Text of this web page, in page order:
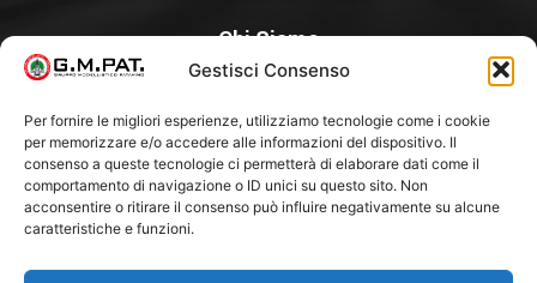
Gestisci Consenso
Per fornire le migliori esperienze, utilizziamo tecnologie come i cookie
per memorizzare e/o accedere alle informazioni del dispositivo. Il
consenso a queste tecnologie ci permetterà di elaborare dati come il
comportamento di navigazione o ID unici su questo sito. Non
acconsentire o ritirare il consenso può influire negativamente su alcune
caratteristiche e funzioni.
Chi Siamo
l’intento di creare a Padova un punto di aggregazione e di
riferimento per l’hobby del modellismo statico. Tra i Soci
“fondatori” ci sono Franco Callegari e Gianni Besenzon.
Seguici Su